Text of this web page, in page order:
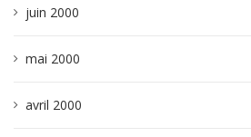
juin 2000
mai 2000
avril 2000